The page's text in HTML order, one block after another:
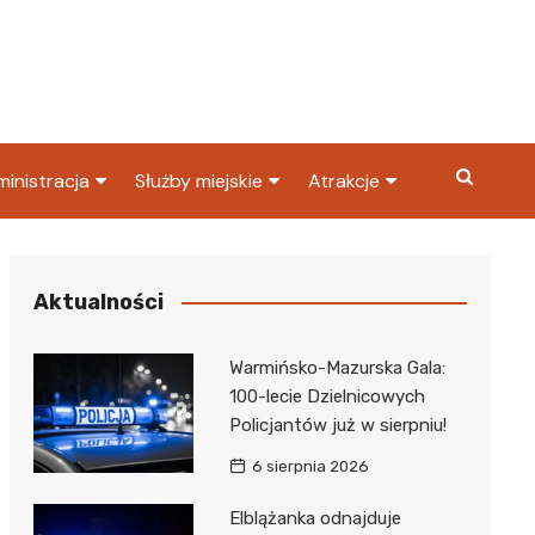
Skarbowy
Służby miejskie
Policja
Atrakcje
Aktualności
Warmińsko-Mazurska Gala:
100-lecie Dzielnicowych
Policjantów już w sierpniu!
6 sierpnia 2026
Elblążanka odnajduje